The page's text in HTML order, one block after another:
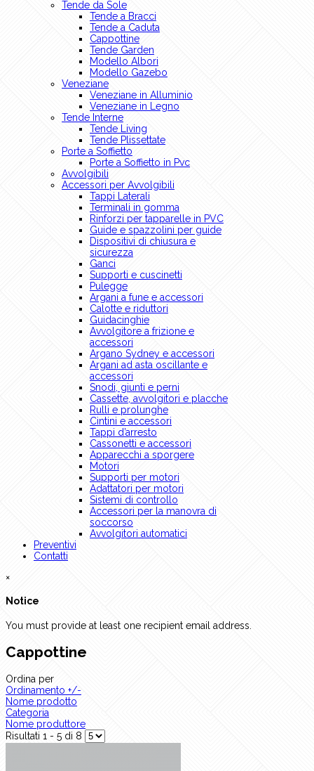
Tende da Sole
Tende a Bracci
Tende a Caduta
Cappottine
Tende Garden
Modello Albori
Modello Gazebo
Veneziane
Veneziane in Alluminio
Veneziane in Legno
Tende Interne
Tende Living
Tende Plissettate
Porte a Soffietto
Porte a Soffietto in Pvc
Avvolgibili
Accessori per Avvolgibili
Tappi Laterali
Terminali in gomma
Rinforzi per tapparelle in PVC
Guide e spazzolini per guide
Dispositivi di chiusura e
sicurezza
Ganci
Supporti e cuscinetti
Pulegge
Argani a fune e accessori
Calotte e riduttori
Guidacinghie
Avvolgitore a frizione e
accessori
Argano Sydney e accessori
Argani ad asta oscillante e
accessori
Snodi, giunti e perni
Cassette, avvolgitori e placche
Rulli e prolunghe
Cintini e accessori
Tappi d’arresto
Cassonetti e accessori
Apparecchi a sporgere
Motori
Supporti per motori
Adattatori per motori
Sistemi di controllo
Accessori per la manovra di
soccorso
Avvolgitori automatici
Preventivi
Contatti
×
Notice
You must provide at least one recipient email address.
Cappottine
Ordina per
Ordinamento +/-
Nome prodotto
Categoria
Nome produttore
Risultati 1 - 5 di 8